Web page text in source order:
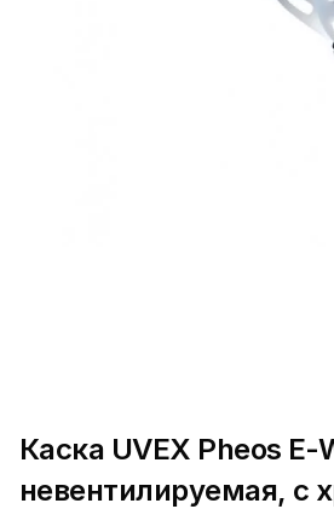
Каска UVEX Pheos E-
невентилируемая, с